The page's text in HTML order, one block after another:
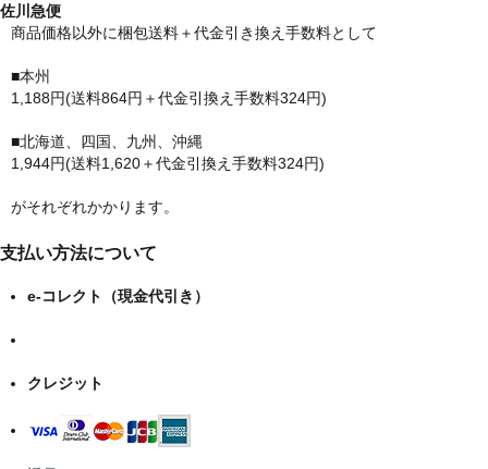
佐川急便
商品価格以外に梱包送料＋代金引き換え手数料として
■本州
1,188円(送料864円＋代金引換え手数料324円)
■北海道、四国、九州、沖縄
1,944円(送料1,620＋代金引換え手数料324円)
がそれぞれかかります。
支払い方法について
e-コレクト（現金代引き）
クレジット